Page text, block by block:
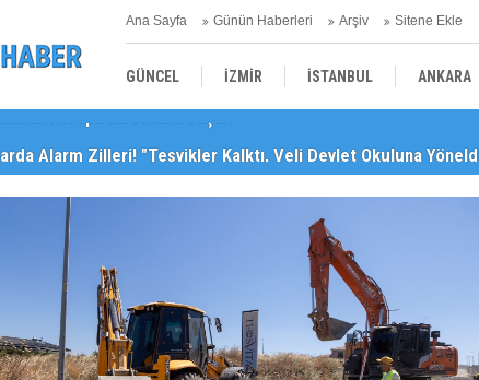
Ana Sayfa Günün Haberleri Arşiv Sitene Ekle
GÜNCEL İZMİR İSTANBUL ANKARA
Alarm Zilleri! "Teşvikler Kalktı, Veli Devlet Okuluna Yöneldi"